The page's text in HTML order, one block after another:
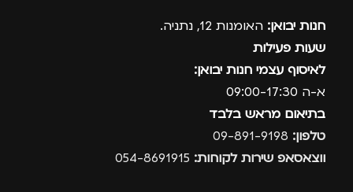
חנות יבואן: האומנות 12, נתניה.
שעות פעילות
לאיסוף עצמי חנות יבואן:
א-ה 09:00-17:30
בתיאום מראש בלבד
טלפון:
ווצאסאפ שירות לקוחות: